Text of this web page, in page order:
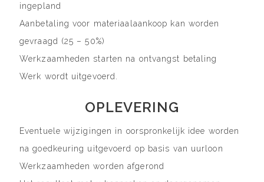
ingepland
Aanbetaling voor materiaalaankoop kan worden
gevraagd (25 – 50%)
Werkzaamheden starten na ontvangst betaling
Werk wordt uitgevoerd.
OPLEVERING
Eventuele wijzigingen in oorspronkelijk idee worden
na goedkeuring uitgevoerd op basis van uurloon
Werkzaamheden worden afgerond